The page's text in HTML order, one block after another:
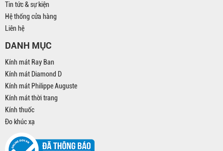
Tin tức & sự kiện
Hệ thống cửa hàng
Liên hệ
DANH MỤC
Kính mát Ray Ban
Kính mát Diamond D
Kính mát Philippe Auguste
Kính mát thời trang
Kính thuốc
Đo khúc xạ